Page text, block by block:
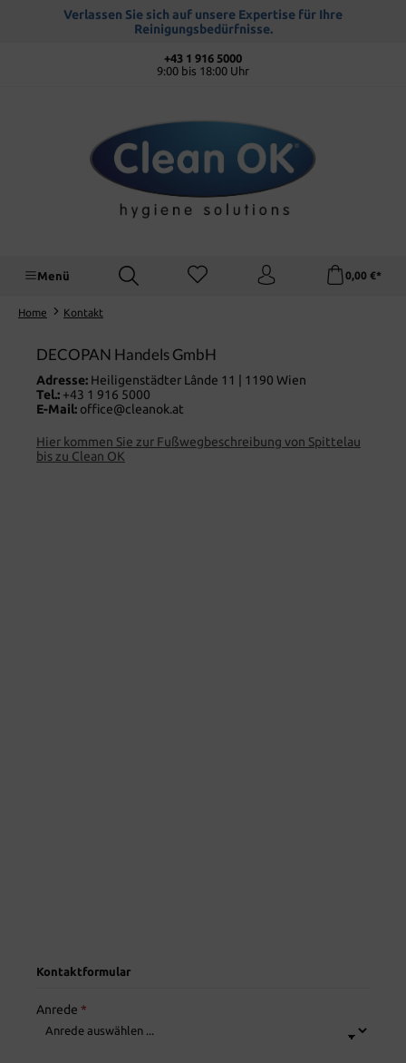
springenVerlassen Sie sich auf unsere Expertise für Ihre
Reinigungsbedürfnisse.
+43 1 916 5000
9:00 bis 18:00 Uhr
Menü 0,00 €*
Home Kontakt
DECOPAN Handels GmbH
Adresse: Heiligenstädter Lânde 11 | 1190 Wien
Tel.: +43 1 916 5000
E-Mail: office@cleanok.at
Hier kommen Sie zur Fußwegbeschreibung von Spittelau
bis zu Clean OK
Kontaktformular
Anrede *